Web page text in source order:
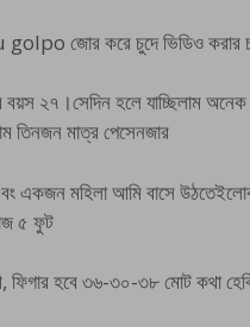
জোর করে চুদে ভিডিও করার
২৭।সেদিন হলে যাচ্ছিলাম অনেক
তিনজন মাত্র পেসেনজার
মহিলা আমি বাসে
৫ ফুট
ফিগার হবে ৩৬-৩০-৩৮ মোট কথা